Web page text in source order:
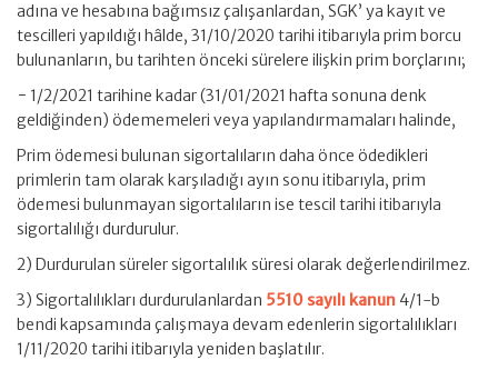
adına ve hesabına bağımsız çalışanlardan, SGK’ ya kayıt ve
tescilleri yapıldığı hâlde, 31/10/2020 tarihi itibarıyla prim borcu
bulunanların, bu tarihten önceki sürelere ilişkin prim borçlarını;
− 1/2/2021 tarihine kadar (31/01/2021 hafta sonuna denk
geldiğinden) ödememeleri veya yapılandırmamaları halinde,
Prim ödemesi bulunan sigortalıların daha önce ödedikleri
primlerin tam olarak karşıladığı ayın sonu itibarıyla, prim
ödemesi bulunmayan sigortalıların ise tescil tarihi itibarıyla
sigortalılığı durdurulur.
2) Durdurulan süreler sigortalılık süresi olarak değerlendirilmez.
3) Sigortalılıkları durdurulanlardan 5510 sayılı kanun 4/1-b
bendi kapsamında çalışmaya devam edenlerin sigortalılıkları
1/11/2020 tarihi itibarıyla yeniden başlatılır.